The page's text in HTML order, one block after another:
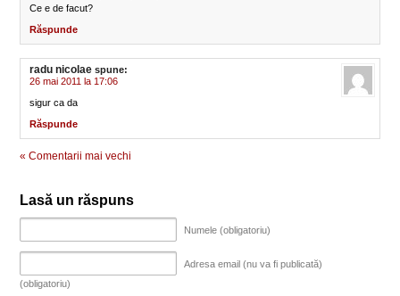
Ce e de facut?
Răspunde
radu nicolae spune:
26 mai 2011 la 17:06
sigur ca da
Răspunde
« Comentarii mai vechi
Lasă un răspuns
Numele (obligatoriu)
Adresa email (nu va fi publicată)
(obligatoriu)